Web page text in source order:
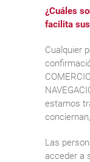
¿Cuáles
facilita
Cualquier
estamos
Las
acceder a